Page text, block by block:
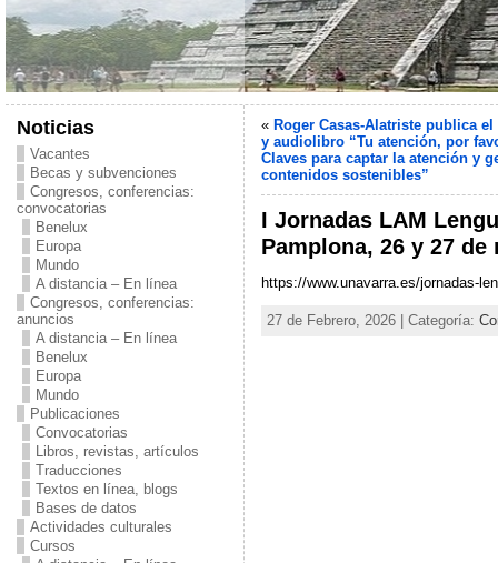
Noticias
Vacantes
Becas y subvenciones
Congresos, conferencias:
convocatorias
Benelux
Europa
Mundo
A distancia – En línea
Congresos, conferencias:
anuncios
A distancia – En línea
Benelux
Europa
Mundo
Publicaciones
Convocatorias
Libros, revistas, artículos
Traducciones
Textos en línea, blogs
Bases de datos
Actividades culturales
Cursos
« Roger Casas-Alatriste publica
y audiolibro “Tu atención, por
Claves para captar la atención y
contenidos sostenibles”
I Jornadas LAM
Pamplona, 26 y 27 de
https://www.unavarra.es/jornadas-
27 de Febrero, 2026 | Categoría: